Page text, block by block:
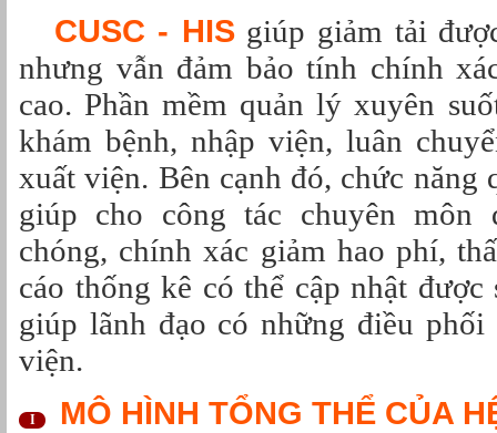
CUSC - HISgiúp giảm tải
nhưng vẫn đảm bảo tính chính
cao. Phần mềm quản lý xuyên
khám bệnh, nhập viện, luân
xuất viện. Bên cạnh đó, chức
giúp cho công tác chuyên môn
chóng, chính xác giảm hao phí,
cáo thống kê có thể cập nhật
giúp lãnh đạo có những điều
viện.
I
MÔ HÌNH TỔNG THỂ CỦA